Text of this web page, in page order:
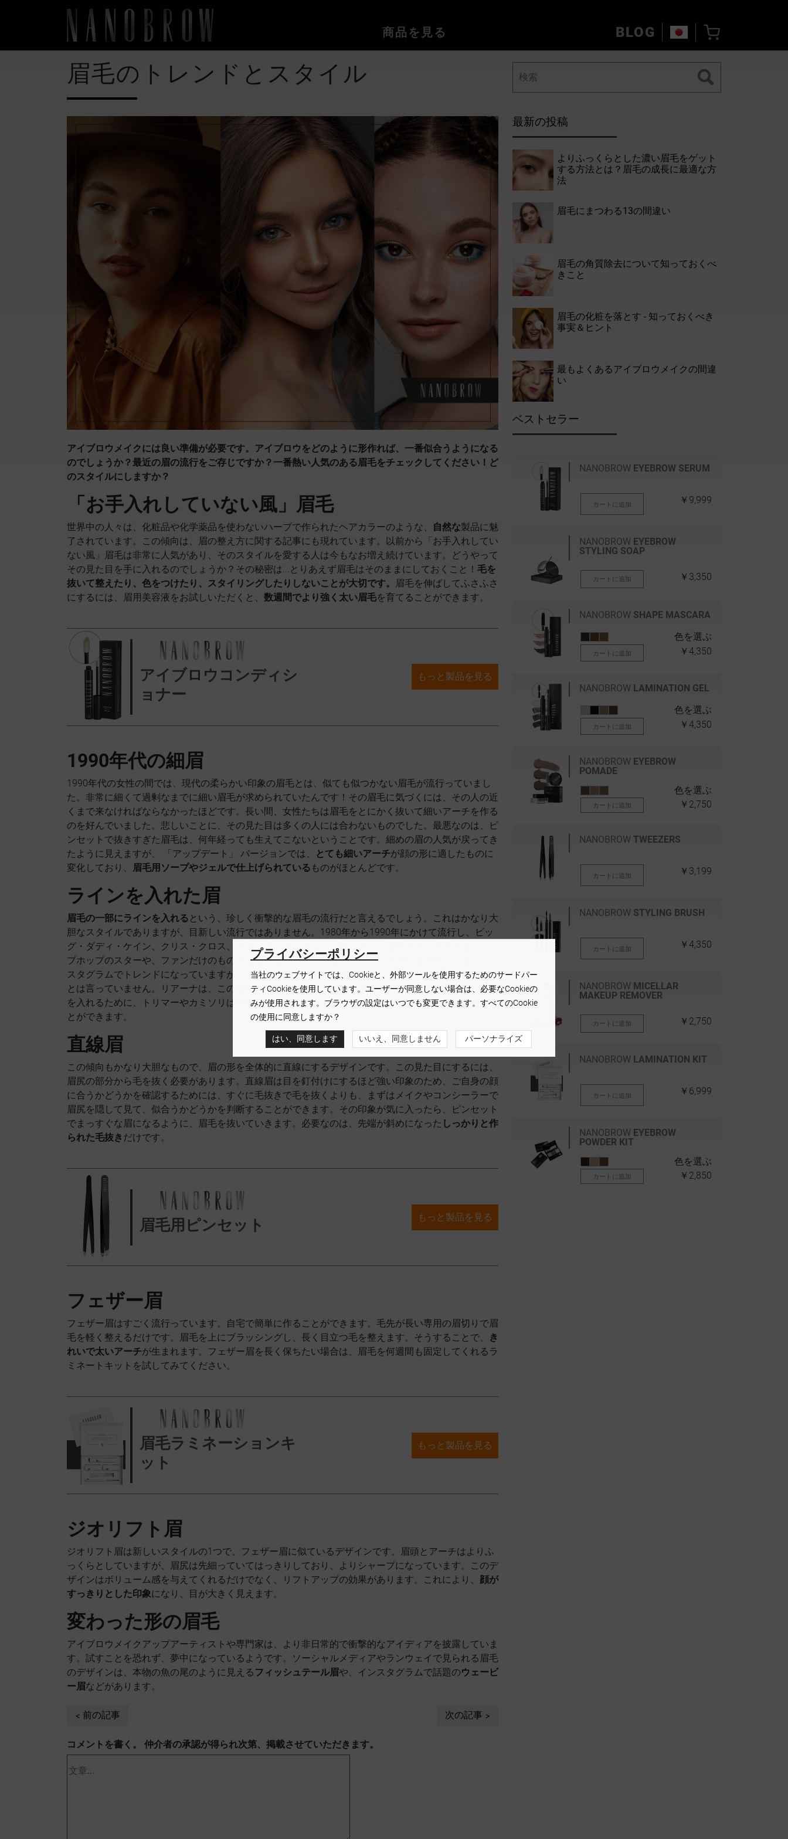
商品を見る BLOG
眉毛のトレンドとスタイル
アイブロウメイクには良い準備が必要です。アイブロウをどのように形作れば、一番似合うようになる
のでしょうか？最近の眉の流行をご存じですか？一番熱い人気のある眉毛をチェックしてください！ど
のスタイルにしますか？
「お手入れしていない風」眉毛
世界中の人々は、化粧品や化学薬品を使わないハーブで作られたヘアカラーのような、 自然な製品に魅
了されています。この傾向は、眉の整え方に関する記事にも現れています。以前から「お手入れしてい
ない風」眉毛は非常に人気があり、そのスタイルを愛する人は今もなお増え続けています。どうやって
その見た目を手に入れるのでしょうか？その秘密は...とりあえず眉毛はそのままにしておくこと！ 毛を
抜いて整えたり、色をつけたり、スタイリングしたりしないことが大切です。
眉毛を伸ばしてふさふさ
にするには、眉用美容液をお試しいただくと、 数週間でより強く太い眉毛を育てることができます。
アイブロウコンディシ
ョナー
もっと製品を見る
1990年代の細眉
1990年代の女性の間では、現代の柔らかい印象の眉毛とは、似ても似つかない眉毛が流行っていまし
た。非常に細くて過剰なまでに細い眉毛が求められていたんです！その眉毛に気づくには、その人の近
くまで来なければならなかったほどです。長い間、女性たちは眉毛をとにかく抜いて細いアーチを作る
のを好んでいました。悲しいことに、その見た目は多くの人には合わないものでした。最悪なのは、ピ
ンセットで抜きすぎた眉毛は、何年経っても生えてこないということです。細めの眉の人気が戻ってき
たように見えますが、 「アップデート」 バージョンでは、
とても細いアーチが顔の形に適したものに
変化しており、 眉毛用ソープやジェルで仕上げられている ものがほとんどです。
ラインを入れた眉
眉毛の一部にラインを入れる という、珍しく衝撃的な眉毛の流行だと言えるでしょう。これはかなり大
胆なスタイルでありますが、目新しい流行ではありません。1980年から1990年にかけて流行し、ビッ
グ・ダディ・ケイン、クリス・クロス、ヴァニラ・アイスなどがやっていた眉毛です。今日では、ヒッ
プホップのスターや、ファンだけのものではなくなりました。眉毛にラインを入れるデザインは、イン
スタグラムでトレンドになっていますが、眉毛専門のアーティストですら、その見た目にあまり良いこ
とは言っていません。リアーナは、この眉毛に魅了された有名人の一人です。最近では、眉の切れ込み
を入れるために、トリマーやカミソリは必要ありません。フルカバーのメイク製品を使って再現するこ
とができます。
直線眉
この傾向もかなり大胆なもので、眉の形を全体的に直線にするデザインです。この見た目にするには、
眉尻の部分から毛を抜く必要があります。直線眉は目を釘付けにするほど強い印象のため、ご自身の顔
に合うかどうかを確認するためには、すぐに毛抜きで毛を抜くよりも、まずはメイクやコンシーラーで
眉尻を隠して見て、似合うかどうかを判断することができます。その印象が気に入ったら、ピンセット
でまっすぐな眉になるように、眉毛を抜いていきます。必要なのは、先端が斜めになった しっかりと作
られた毛抜き だけです。
眉毛用ピンセット もっと製品を見る
フェザー眉
フェザー眉はすごく流行っています。自宅で簡単に作ることができます。毛先が長い専用の眉切りで眉
毛を軽く整えるだけです。眉毛を上にブラッシングし、長く目立つ毛を整えます。そうすることで、
き
れいで太いアーチが生まれます。フェザー眉を長く保ちたい場合は、眉毛を何週間も固定してくれるラ
ミネートキットを試してみてください。
眉毛ラミネーションキ
ット
もっと製品を見る
ジオリフト眉
ジオリフト眉は新しいスタイルの1つで、フェザー眉に似ているデザインです。眉頭とアーチはよりふ
っくらとしていますが、眉尻は先細っていてはっきりしており、よりシャープになっています。このデ
ザインはボリューム感を与えてくれるだけでなく、リフトアップの効果があります。これにより、 顔が
すっきりとした印象になり、目が大きく見えます。
変わった形の眉毛
アイブロウメイクアップアーティストや専門家は、より非日常的で衝撃的なアイディアを披露していま
す。試すことを恐れず、夢中になっているようです。ソーシャルメディアやランウェイで見られる眉毛
のデザインは、本物の魚の尾のように見える フィッシュテール眉や、インスタグラムで話題のウェービ
ー眉などがあります。
前の記事 次の記事
コメントを書く。 仲介者の承認が得られ次第、掲載させていただきます。
最新の投稿
よりふっくらとした濃い眉毛をゲット
する方法とは？眉毛の成長に最適な方
法
眉毛にまつわる13の間違い
眉毛の角質除去について知っておくべ
きこと
眉毛の化粧を落とす - 知っておくべき
事実＆ヒント
最もよくあるアイブロウメイクの間違
い
ベストセラー
NANOBROW EYEBROW SERUM
カートに追加 ￥9,999
NANOBROW EYEBROW
STYLING SOAP
カートに追加 ￥3,350
NANOBROW SHAPE MASCARA
色を選ぶ
カートに追加 ￥4,350
NANOBROW LAMINATION GEL
色を選ぶ
カートに追加 ￥4,350
NANOBROW EYEBROW
POMADE
色を選ぶ
カートに追加 ￥2,750
NANOBROW TWEEZERS
カートに追加 ￥3,199
NANOBROW STYLING BRUSH
カートに追加 ￥4,350
NANOBROW MICELLAR
MAKEUP REMOVER
カートに追加 ￥2,750
NANOBROW LAMINATION KIT
カートに追加 ￥6,999
NANOBROW EYEBROW
POWDER KIT
色を選ぶ
カートに追加 ￥2,850
プライバシーポリシー
当社のウェブサイトでは、Cookieと、外部ツールを使用するためのサードパー
ティCookieを使用しています。ユーザーが同意しない場合は、必要なCookieの
みが使用されます。ブラウザの設定はいつでも変更できます。すべてのCookie
の使用に同意しますか？
はい、同意します いいえ、同意しません パーソナライズ